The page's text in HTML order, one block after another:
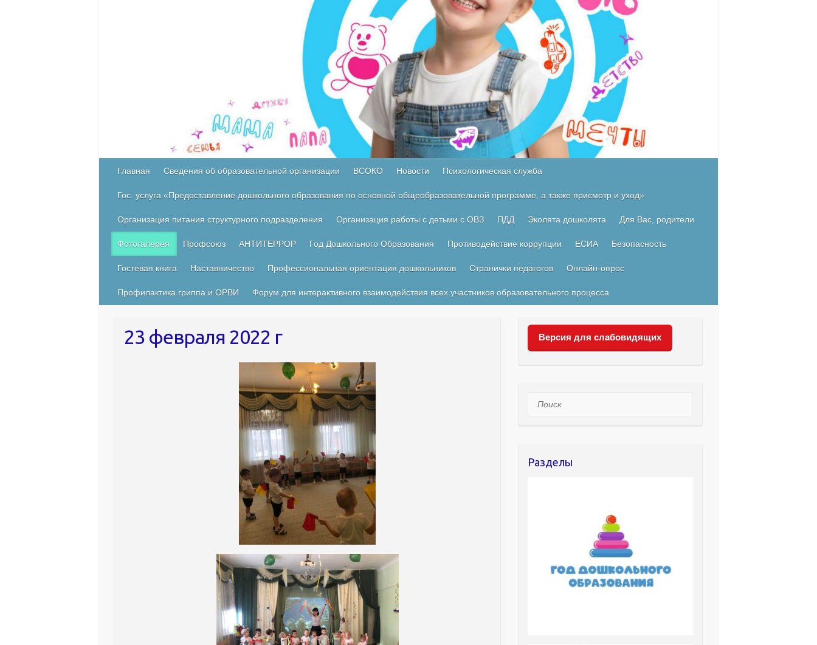
Главная Сведения об образовательной организации ВСОКО Новости Психологическая служба
Гос. услуга «Предоставление дошкольного образования по основной общеобразовательной программе, а также присмотр и уход»
Организация питания структурного подразделения Организация работы с детьми с ОВЗ ПДД Эколята дошколята Для Вас, родители
Фотогалерея Профсоюз АНТИТЕРРОР Год Дошкольного Образования Противодействие коррупции ЕСИА Безопасность
Гостевая книга Наставничество Профессиональная ориентация дошкольников Странички педагогов Онлайн-опрос
Профилактика гриппа и ОРВИ Форум для интерактивного взаимодействия всех участников образовательного процесса
23 февраля 2022 г Версия для слабовидящих
Поиск
Разделы